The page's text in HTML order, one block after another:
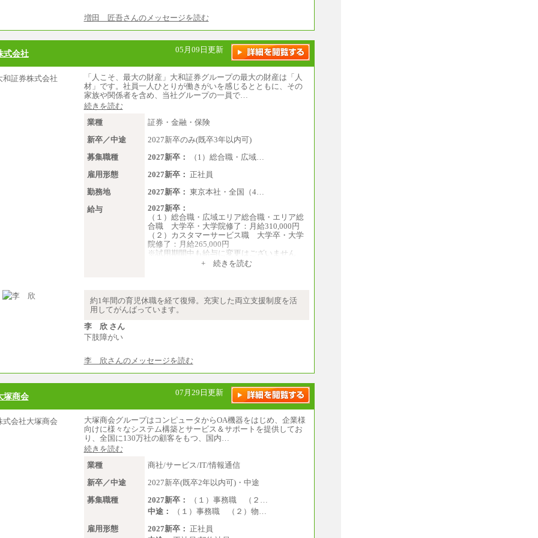
増田 匠吾さんのメッセージを読む
式会社 05月09日更新
「人こそ、最大の財産」大和証券グループの最大の財産は「人
材」です。社員一人ひとりが働きがいを感じるとともに、その
家族や関係者を含め、当社グループの一員で…
続きを読む
業種
証券・金融・保険
新卒／中途
2027新卒のみ(既卒3年以内可)
募集職種
2027新卒：
（1）総合職・広域…
雇用形態
2027新卒： 正社員
勤務地
2027新卒： 東京本社・全国（4…
給与
2027新卒：
（１）総合職・広域エリア総合職・エリア総
合職 大学卒・大学院修了：月給310,000円
（２）カスタマーサービス職 大学卒・大学
院修了：月給265,000円
※試用期間中も給与に変更はございません
+ 続きを読む
約1年間の育児休職を経て復帰。充実した両立支援制度を活
用してがんばっています。
李 欣 さん
下肢障がい
李 欣さんのメッセージを読む
塚商会 07月29日更新
大塚商会グループはコンピュータからOA機器をはじめ、企業様
向けに様々なシステム構築とサービス＆サポートを提供してお
り、全国に130万社の顧客をもつ、国内…
続きを読む
業種
商社/サービス/IT/情報通信
新卒／中途
2027新卒(既卒2年以内可)・中途
募集職種
2027新卒：
（１）事務職 （２…
中途：
（１）事務職 （２）物…
雇用形態
2027新卒： 正社員